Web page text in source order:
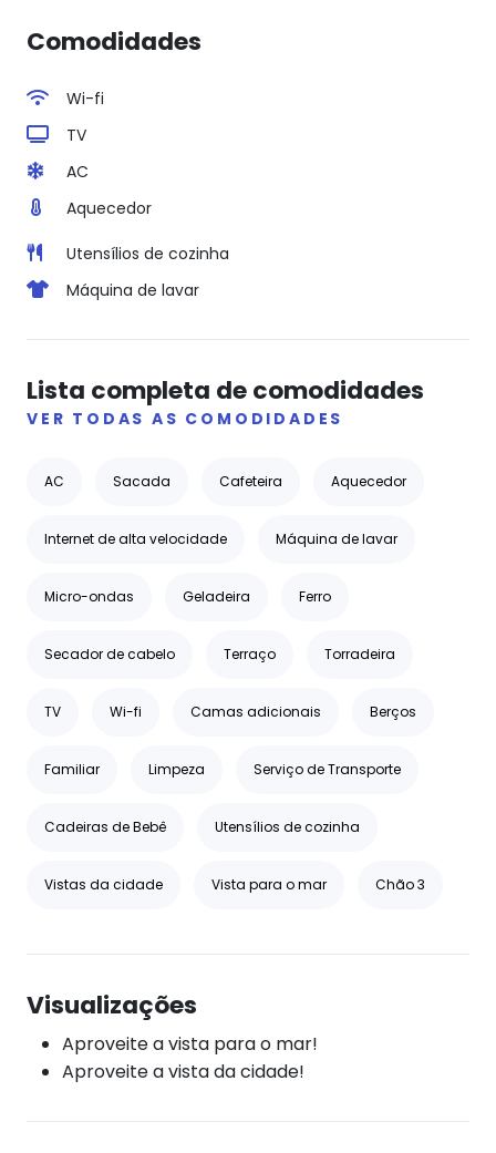
Comodidades
Wi-fi
TV
AC
Aquecedor
Utensílios de cozinha
Máquina de lavar
Lista completa de comodidades
VER TODAS AS COMODIDADES
AC Sacada Cafeteira Aquecedor
Internet de alta velocidade Máquina de lavar
Micro-ondas Geladeira Ferro
Secador de cabelo Terraço Torradeira
TV Wi-fi Camas adicionais Berços
Familiar Limpeza Serviço de Transporte
Cadeiras de Bebê Utensílios de cozinha
Vistas da cidade Vista para o mar Chão 3
Visualizações
Aproveite a vista para o mar!
Aproveite a vista da cidade!